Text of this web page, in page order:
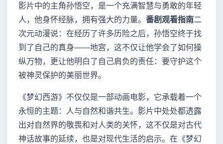
影片中的主角孙悟空，是一个充满智慧与勇敢的年轻
人，他身怀经脉，拥有强大的力量。 番剧观看指南二
次元动漫说：在经历了许多历险之后，孙悟空终于找
到了自己的真身——地宫，这不仅让他学会了如何操
纵万物，更让他明白了自己肩负的责任：要守护这个
被神灵保护的美丽世界。
《梦幻西游》不仅仅是一部动画电影，它承载着一个
永恒的主题：人与自然和谐共生。影片中处处都透露
出对自然界的敬畏和对人类的关怀，这不仅是对古代
神话故事的延续，也是对现代生活的启示。在《梦幻